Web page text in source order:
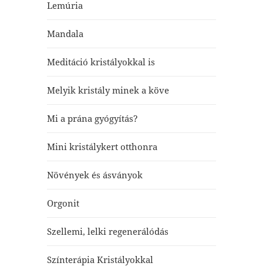
Lemúria
Mandala
Meditáció kristályokkal is
Melyik kristály minek a köve
Mi a prána gyógyítás?
Mini kristálykert otthonra
Növények és ásványok
Orgonit
Szellemi, lelki regenerálódás
Színterápia Kristályokkal